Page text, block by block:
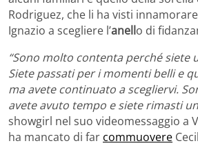
Rodriguez, che li ha visti
Ignazio a scegliere l’anello di
“Sono molto contenta perché siete
Siete passati per i momenti belli e
ma avete continuato a scegliervi.
avete avuto tempo e siete rimasti
showgirl nel suo videomessaggio a
ha mancato di far commuovere